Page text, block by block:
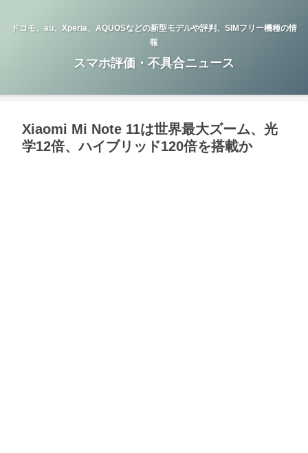
ドコモ、au、Xperia、AQUOSなどの新型モデルや評判、SIMフリー機種の情
報
スマホ評価・不具合ニュース
Xiaomi Mi Note 11は世界最大ズーム、光
学12倍、ハイブリッド120倍を搭載か